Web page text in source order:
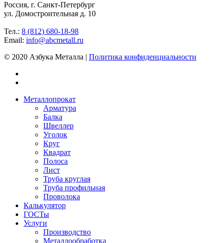
Россия, г. Санкт-Петербург
ул. Домостроительная д. 10
Тел.: 8 (812) 680-18-98
Email: info@abcmetall.ru
© 2020 Азбука Металла | Политика конфиденциальности
Металлопрокат
Арматура
Балка
Швеллер
Уголок
Круг
Квадрат
Полоса
Лист
Труба круглая
Труба профильная
Проволока
Калькулятор
ГОСТы
Услуги
Производство
Металлообработка